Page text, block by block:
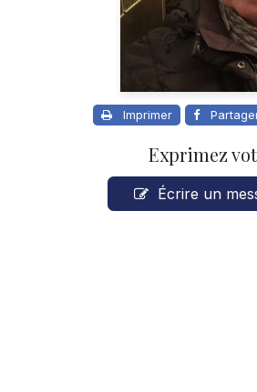
Imprimer
Exprimez
Écrire un